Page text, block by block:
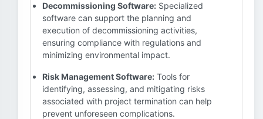
Decommissioning Software: Specialized
software can support the planning and
execution of decommissioning activities,
ensuring compliance with regulations and
minimizing environmental impact.
Risk Management Software: Tools for
identifying, assessing, and mitigating risks
associated with project termination can help
prevent unforeseen complications.